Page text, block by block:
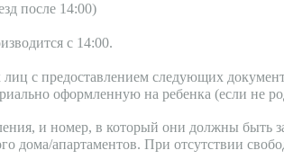
после 14:00)
с 14:00.
с предоставлением следующих
оформленную на ребенка (если не
и номер, в который они должны быть
дома/апартаментов. При отсутствии